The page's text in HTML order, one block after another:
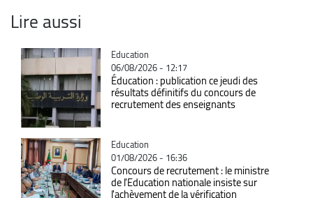
Lire aussi
Catégorie
Education
06/08/2026 - 12:17
Éducation : publication ce jeudi des
résultats définitifs du concours de
recrutement des enseignants
Catégorie
Education
01/08/2026 - 16:36
Concours de recrutement : le ministre
de l'Education nationale insiste sur